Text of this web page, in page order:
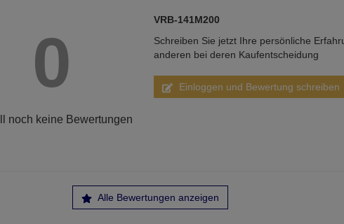
0
noch keine Bewertungen
VRB-141M200
Schreiben Sie jetzt Ihre persönliche
anderen bei deren Kaufentscheidung
Einloggen und Bewertung schreiben
Alle Bewertungen anzeigen